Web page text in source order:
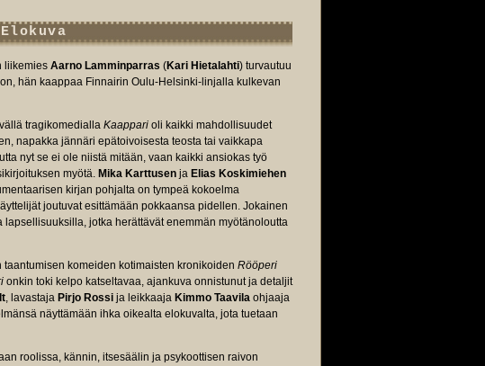
Elokuva
liikemies Aarno Lamminparras (Kari Hietalahti) turvautuu
hän kaappaa Finnairin Oulu-Helsinki-linjalla kulkevan
tragikomedialla Kaappari oli kaikki mahdollisuudet
napakka jännäri epätoivoisesta teosta tai vaikkapa
nyt se ei ole niistä mitään, vaan kaikki ansiokas työ
myötä. Mika Karttusen ja Elias Koskimiehen
kirjan pohjalta on tympeä kokoelma
joutuvat esittämään pokkaansa pidellen. Jokainen
jotka herättävät enemmän myötänoloutta
komeiden kotimaisten kronikoiden Rööperi
onkin toki kelpo katseltavaa, ajankuva onnistunut ja detaljit
, lavastaja Pirjo Rossi ja leikkaaja Kimmo Taavila ohjaaja
näyttämään ihka oikealta elokuvalta, jota tuetaan
roolissa, kännin, itsesäälin ja psykoottisen raivon